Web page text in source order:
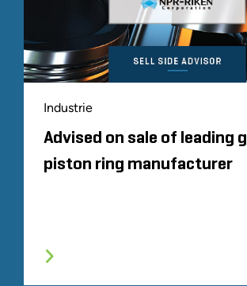
Industrie
Advised on sale of leading
piston ring manufacturer